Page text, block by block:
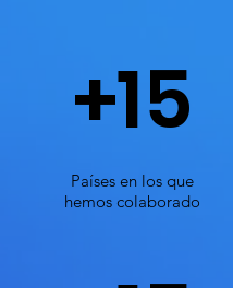
+15
Países en los que
hemos colaborado